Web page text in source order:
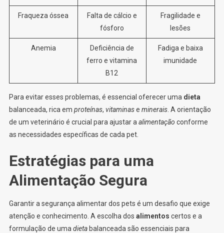
Fraqueza óssea
Falta de cálcio e
fósforo
Fragilidade e
lesões
Anemia
Deficiência de
ferro e vitamina
B12
Fadiga e baixa
imunidade
Para evitar esses problemas, é essencial oferecer uma dieta
balanceada, rica em proteínas, vitaminase minerais. A orientação
de um veterinário é crucial para ajustar a alimentação conforme
as necessidades específicas de cada pet.
Estratégias para uma
Alimentação Segura
Garantir a segurança alimentar dos pets é um desafio que exige
atenção e conhecimento. A escolha dos alimentos certos e a
formulação de uma dietabalanceada são essenciais para